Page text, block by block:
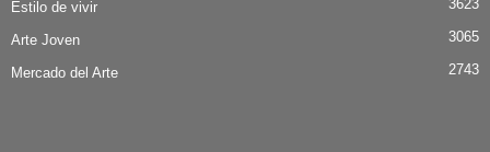
Estilo de vivir 3623
Arte Joven 3065
Mercado del Arte 2743